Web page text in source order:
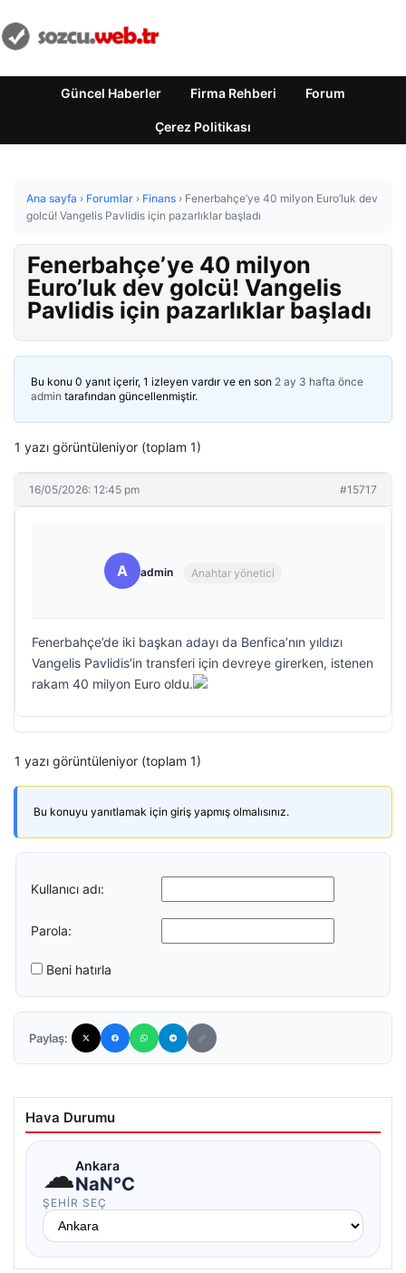
Güncel Haberler Firma Rehberi Forum
Çerez Politikası
Ana sayfa › Forumlar › Finans › Fenerbahçe’ye 40 milyon Euro’luk dev
golcü! Vangelis Pavlidis için pazarlıklar başladı
Fenerbahçe’ye 40 milyon
Euro’luk dev golcü! Vangelis
Pavlidis için pazarlıklar başladı
Bu konu 0 yanıt içerir, 1 izleyen vardır ve en son 2 ay 3 hafta önce
admin tarafından güncellenmiştir.
1 yazı görüntüleniyor (toplam 1)
16/05/2026: 12:45 pm #15717
A admin Anahtar yönetici
Fenerbahçe’de iki başkan adayı da Benfica’nın yıldızı
Vangelis Pavlidis’in transferi için devreye girerken, istenen
rakam 40 milyon Euro oldu.
1 yazı görüntüleniyor (toplam 1)
Bu konuyu yanıtlamak için giriş yapmış olmalısınız.
Kullanıcı adı:
Parola:
Beni hatırla
Paylaş:
Hava Durumu
☁Ankara
NaN°C
ŞEHIR SEÇ